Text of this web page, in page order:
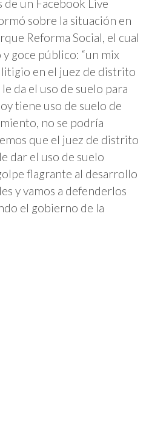
de un Facebook Live
sobre la situación en
Reforma Social, el cual
goce público: “un mix
litigio en el juez de distrito
da el uso de suelo para
tiene uso de suelo de
no se podría
que el juez de distrito
dar el uso de suelo
flagrante al desarrollo
y vamos a defenderlos
el gobierno de la